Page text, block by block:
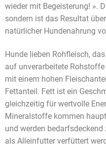
wieder mit Begeisterung! ».
sondern ist das Resultat
natürlicher Hundenahrung
Hunde lieben Rohfleisch,
auf unverarbeitete
mit einem hohen
Fettanteil. Fett ist ein
gleichzeitig für wertvolle
Mineralstoffe kommen
und werden
als Alleinfutter verfüttert